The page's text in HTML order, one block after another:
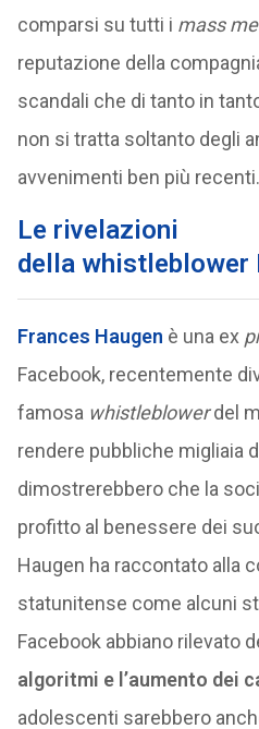
comparsi su tutti i mass
reputazione della
scandali che di tanto in
non si tratta soltanto degli
avvenimenti ben più recenti.
Le rivelazioni
della whistleblower
Frances Haugen è una ex
Facebook, recentemente
famosa whistleblowerdel
rendere pubbliche migliaia
dimostrerebbero che la
profitto al benessere dei
Haugen ha raccontato alla
statunitense come alcuni
Facebook abbiano rilevato
algoritmi e l’aumento dei
adolescenti sarebbero